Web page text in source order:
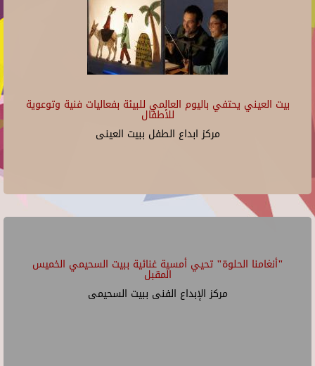
بيت العيني يحتفي باليوم العالمي للبيئة بفعاليات فنية وتوعوية
للأطفال
مركز ابداع الطفل ببيت العينى
"أنغامنا الحلوة" تحيي أمسية غنائية ببيت السحيمي الخميس
المقبل
مركز الإبداع الفنى ببيت السحيمى